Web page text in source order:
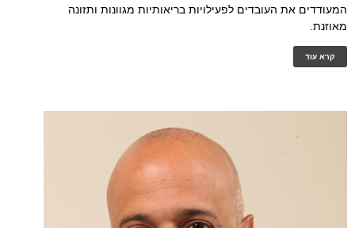
המעודדים את העובדים לפעילויות בריאותיות מגוונות ותזונה
מאוזנת.
קרא עוד